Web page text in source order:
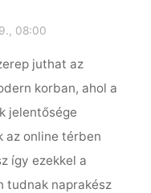
08:00
juthat az
korban, ahol a
jelentősége
az online térben
így ezekkel a
tudnak naprakész